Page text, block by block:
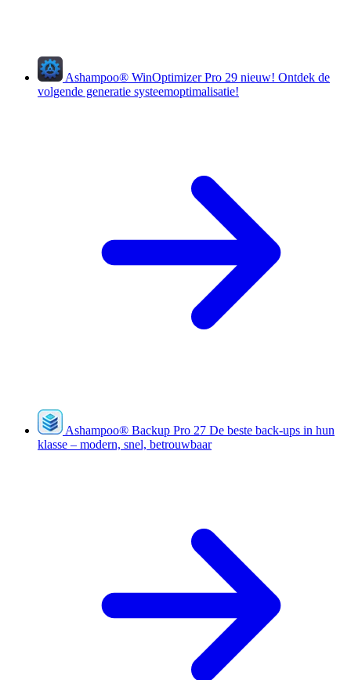
Ashampoo® WinOptimizer Pro 29 nieuw! Ontdek de
volgende generatie systeemoptimalisatie!
Ashampoo® Backup Pro 27 De beste back-ups in hun
klasse – modern, snel, betrouwbaar